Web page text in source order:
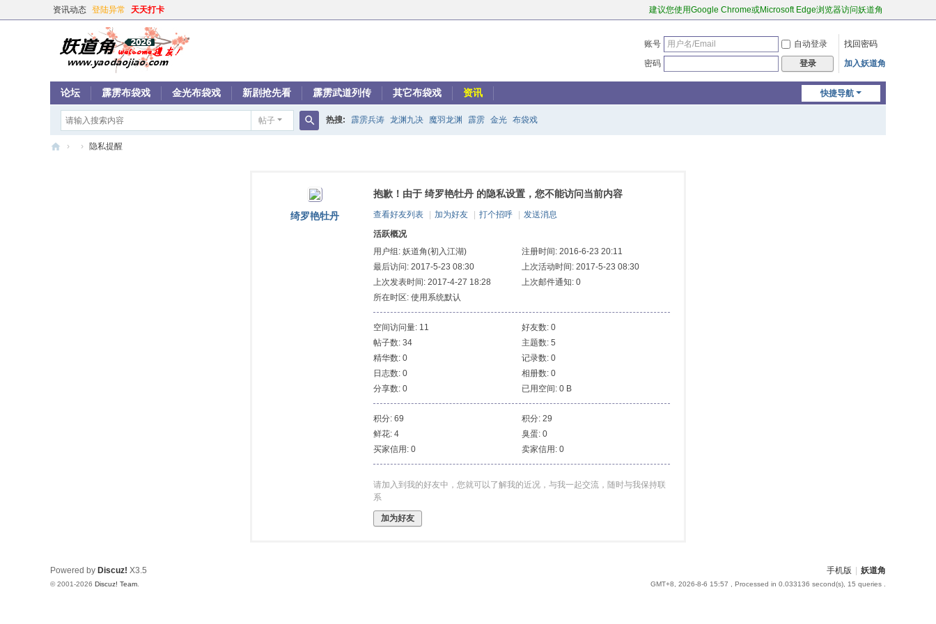
资讯动态 登陆异常 天天打卡 建议您使用Google Chrome或Microsoft Edge浏览器访问妖道角
账号 自动登录
找回密码
密码
登录 加入妖道角
快捷导航
论坛 霹雳布袋戏 金光布袋戏 新剧抢先看 霹雳武道列传 其它布袋戏 资讯
帖子 热搜: 霹雳兵涛 龙渊九决 魔羽龙渊 霹雳 金光 布袋戏
› › 隐私提醒
绮罗艳牡丹
抱歉！由于 绮罗艳牡丹 的隐私设置，您不能访问当前内容
查看好友列表 加为好友 打个招呼
发送消息
活跃概况
用户组: 妖道角(初入江湖)
注册时间: 2016-6-23 20:11
最后访问: 2017-5-23 08:30
上次活动时间: 2017-5-23 08:30
上次发表时间: 2017-4-27 18:28
上次邮件通知: 0
所在时区: 使用系统默认
空间访问量: 11
好友数: 0
帖子数: 34
主题数: 5
精华数: 0
记录数: 0
日志数: 0
相册数: 0
分享数: 0
已用空间: 0 B
积分: 69
积分: 29
鲜花: 4
臭蛋: 0
买家信用: 0
卖家信用: 0
请加入到我的好友中，您就可以了解我的近况，与我一起交流，随时与我保持联
系
加为好友
手机版 妖道角
GMT+8, 2026-8-6 15:57 , Processed in 0.033136 second(s), 15 queries .
Powered by Discuz! X3.5
© 2001-2026 Discuz! Team